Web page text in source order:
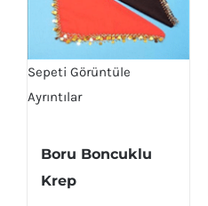
Sepeti Görüntüle
Ayrıntılar
Boru Boncuklu
Krep